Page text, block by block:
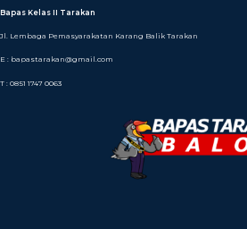
Bapas Kelas II Tarakan
Jl. Lembaga Pemasyarakatan Karang Balik Tarakan
E : bapastarakan@gmail.com
T : 0851 1747 0063